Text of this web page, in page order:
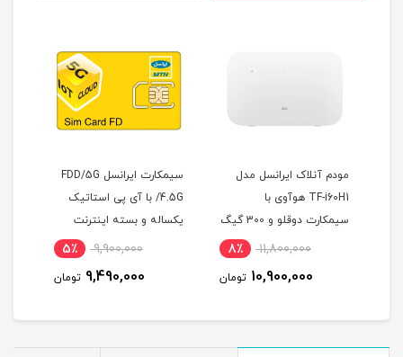
مودم آنلاک ایرانسل مدل
TF-i60H1 هوآوی با
سیمکارت دوقلو و 300 گیگ
اینترنت یکساله
11,800,000 8٪
10,900,000 تومان
سیمکارت ایرانسل FDD/5G
/4.5G با آی پی استاتیک
یکساله و بسته اینترنت
200 گیگ یکساله
9,900,000 5٪
9,490,000 تومان